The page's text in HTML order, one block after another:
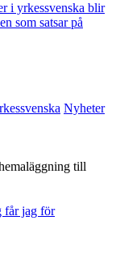
i yrkessvenska blir
som satsar på
Nyheter
till
får jag för